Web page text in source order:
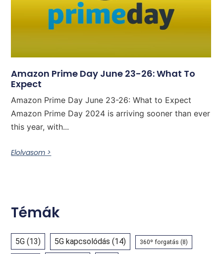
Amazon Prime Day June 23-26: What To
Expect
Amazon Prime Day June 23-26: What to Expect
Amazon Prime Day 2024 is arriving sooner than ever
this year, with...
Elolvasom >
Témák
5G (13) 5G kapcsolódás (14) 360º forgatás (8)